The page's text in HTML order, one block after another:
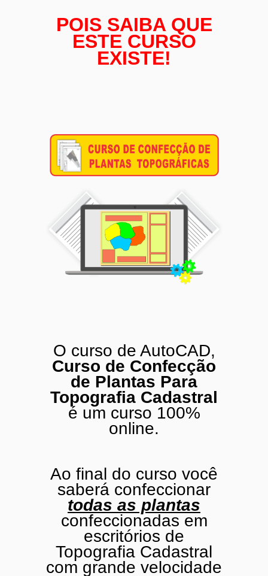
POIS SAIBA QUE
ESTE CURSO
EXISTE!
O curso de AutoCAD,
Curso de Confecção
de Plantas Para
Topografia Cadastral
é um curso 100%
online.
Ao final do curso você
saberá confeccionar
todas as plantas
confeccionadas em
escritórios de
Topografia Cadastral
com grande velocidade